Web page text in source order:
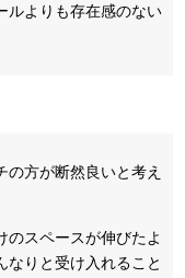
ルよりも存在感のない
方が断然良いと考え
のスペースが伸びたよ
なりと受け入れること